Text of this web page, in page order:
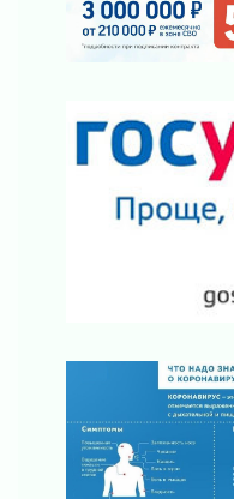
Строительные
подняли
Ленинградской
03 августа 2026
Уроки
03 августа 2026
Ленобласть
регионом и
02 августа 2026
Ладога — не пруд
02 августа 2026